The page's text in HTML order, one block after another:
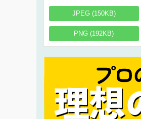
JPEG (150KB)
PNG (192KB)